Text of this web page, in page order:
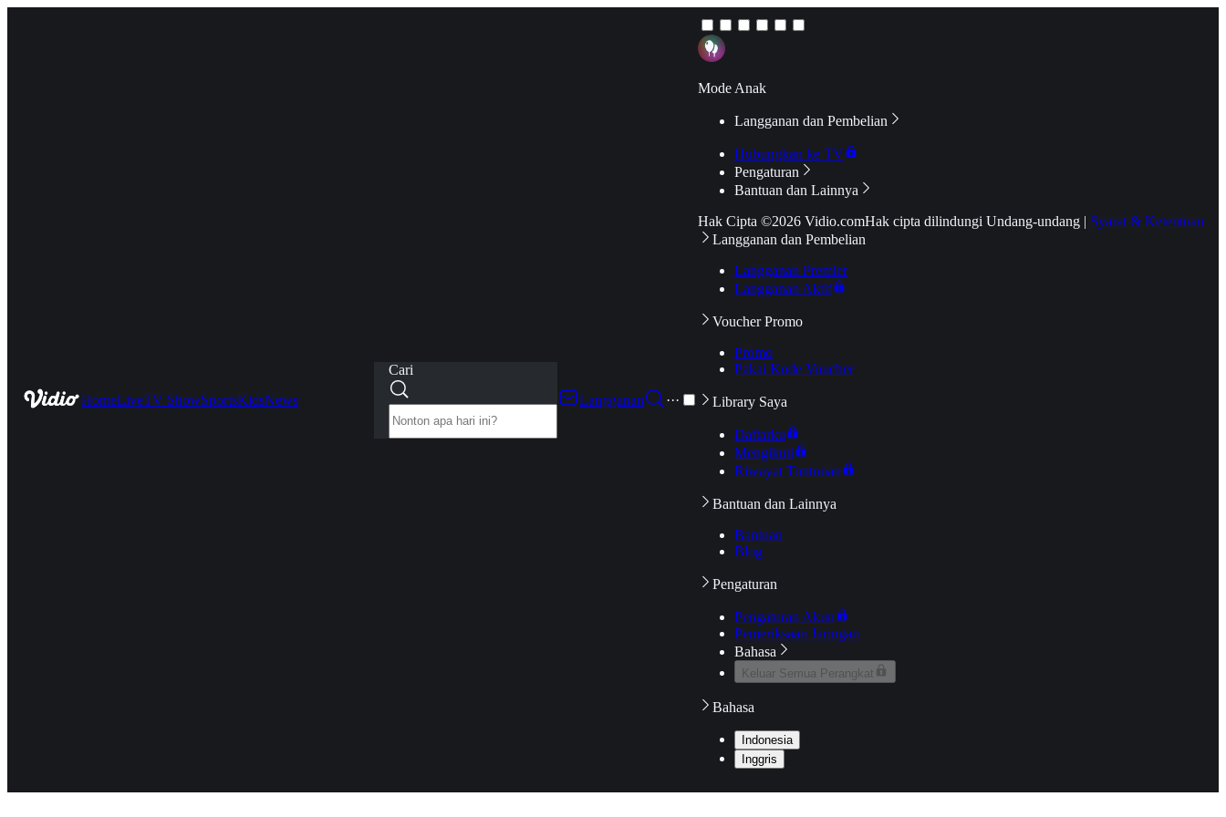
HomeLiveTV ShowSportsKidsNews
Cari
Langganan
···
Mode Anak
Langganan dan Pembelian
Hubungkan ke TV
Pengaturan
Bantuan dan Lainnya
Hak Cipta ©2026 Vidio.comHak cipta dilindungi Undang-undang | Syarat & Ketentuan
Langganan dan Pembelian
Langganan Premier
Langganan Aktif
Voucher Promo
Promo
Pakai Kode Voucher
Library Saya
Daftarku
Mengikuti
Riwayat Tontonan
Bantuan dan Lainnya
Bantuan
Blog
Pengaturan
Pengaturan Akun
Pemeriksaan Jaringan
Bahasa
Keluar Semua Perangkat
Bahasa
Indonesia
Inggris